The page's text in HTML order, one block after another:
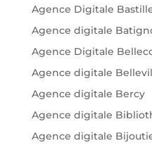
Agence Digitale
Agence digitale
Agence Digitale
Agence digitale
Agence digitale Bercy
Agence digitale
Agence digitale